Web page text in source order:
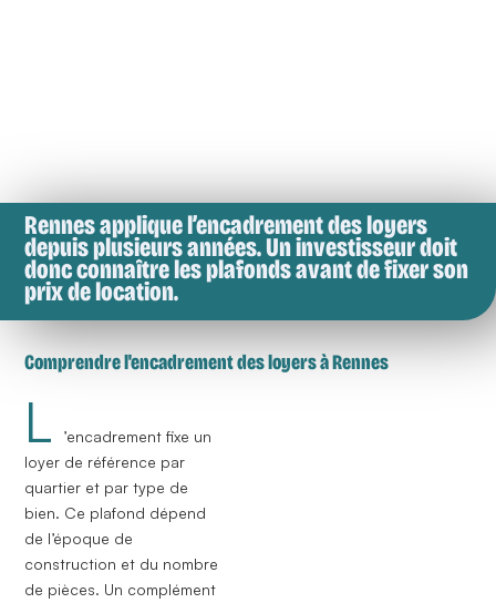
Rennes applique l’encadrementdes loyers
depuis plusieurs années. Un investisseur doit
donc connaître les plafonds avant de fixer son
prix de location.
Comprendre l'encadrement des loyers à Rennes
L ’encadrement fixe un
loyer de référence par
quartier et par type de
bien. Ce plafond dépend
de l’époque de
construction et du nombre
de pièces. Un complément